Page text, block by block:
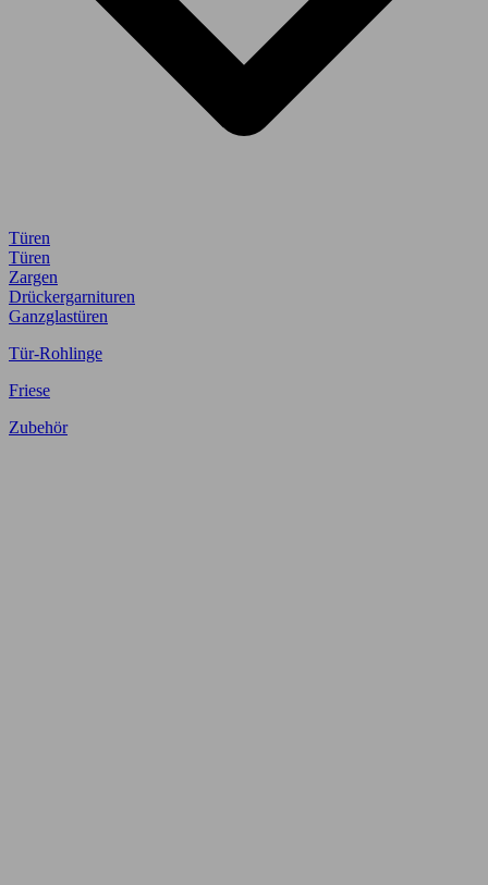
Türen
Türen
Zargen
Drückergarnituren
Ganzglastüren
Tür-Rohlinge
Friese
Zubehör